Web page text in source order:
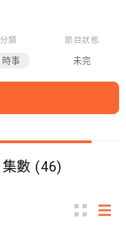
分類
時事
節目狀態
未完
集數 (46)